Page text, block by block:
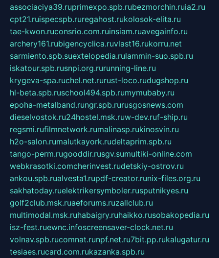
associaciya39.ruprimexpo.spb.rubezmorchin.ruia2.ru
cpt21.ruispecspb.ruregahost.rukolosok-elita.ru
tae-kwon.ruconsrio.com.ruinsiam.ruavegainfo.ru
archery161.rubigencyclica.ruvlast16.rukorru.net
sarmiento.spb.suextelopedia.rulammin-suo.spb.ru
iskatour.spb.rusnpi.org.rurunning-line.ru
krygeva-spa.ruchel.net.rurust-loco.rudugshop.ru
hl-beta.spb.ruschool494.spb.rumymubaby.ru
epoha-metalband.rungr.spb.rurusgosnews.com
dieselvostok.ru24hostel.msk.ruw-dev.ruf-ship.ru
regsmi.rufilmnetwork.rumalinasp.rukinosvin.ru
h2o-salon.rumalutkayork.rudeltaprim.spb.ru
tango-perm.rugooddir.rusgv.sumultiki-online.com
webkrasotki.comcherinvest.rudetskiy-ostrov.ru
ankou.spb.rualvesta1.rupdf-creator.runix-files.org.ru
sakhatoday.ruelektrikersymboler.rusputnikyes.ru
golf2club.msk.ruaeforums.ruzallclub.ru
multimodal.msk.ruhabaigry.ruhaikko.rusobakopedia.ru
isz-fest.ruewnc.infoscreensaver-clock.net.ru
volnav.spb.rucomnat.runpf.net.ru7bit.pp.rukalugatur.ru
tesiaes.rucard.com.rukazanka.spb.ru